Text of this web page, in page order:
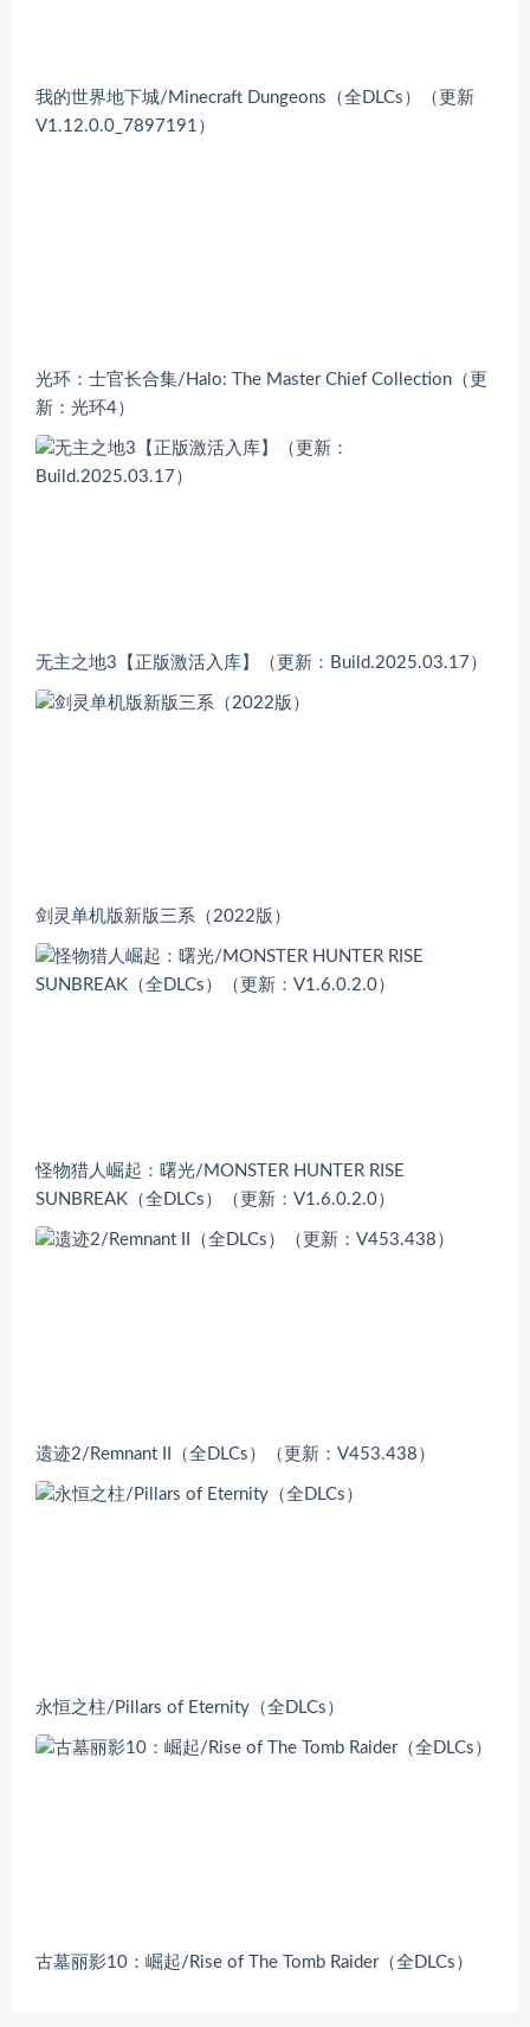
我的世界地下城/Minecraft Dungeons（全DLCs）（更新
V1.12.0.0_7897191）
光环：士官长合集/Halo: The Master Chief Collection（更
新：光环4）
无主之地3【正版激活入库】（更新：Build.2025.03.17）
剑灵单机版新版三系（2022版）
怪物猎人崛起：曙光/MONSTER HUNTER RISE
SUNBREAK（全DLCs）（更新：V1.6.0.2.0）
遗迹2/Remnant II（全DLCs）（更新：V453.438）
永恒之柱/Pillars of Eternity（全DLCs）
古墓丽影10：崛起/Rise of The Tomb Raider（全DLCs）